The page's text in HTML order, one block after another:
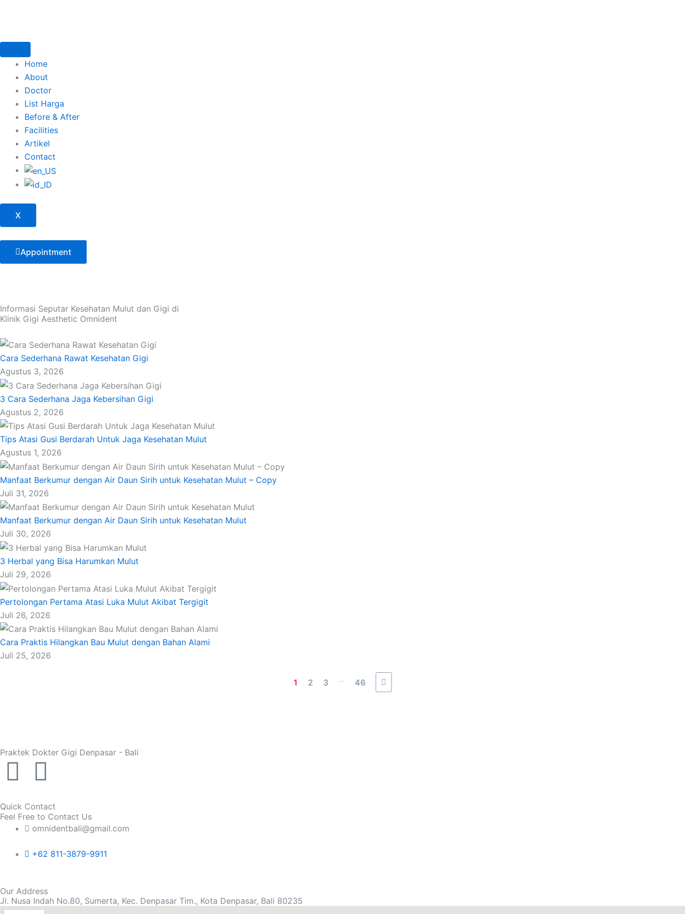
Home
About
Doctor
List Harga
Before & After
Facilities
Artikel
Contact
X
Appointment
Informasi Seputar Kesehatan Mulut dan Gigi di
Klinik Gigi Aesthetic Omnident
Cara Sederhana Rawat Kesehatan Gigi
Agustus 3, 2026
3 Cara Sederhana Jaga Kebersihan Gigi
Agustus 2, 2026
Tips Atasi Gusi Berdarah Untuk Jaga Kesehatan Mulut
Agustus 1, 2026
Manfaat Berkumur dengan Air Daun Sirih untuk Kesehatan Mulut – Copy
Juli 31, 2026
Manfaat Berkumur dengan Air Daun Sirih untuk Kesehatan Mulut
Juli 30, 2026
3 Herbal yang Bisa Harumkan Mulut
Juli 29, 2026
Pertolongan Pertama Atasi Luka Mulut Akibat Tergigit
Juli 26, 2026
Cara Praktis Hilangkan Bau Mulut dengan Bahan Alami
Juli 25, 2026
1 2 3 ... 46
Praktek Dokter Gigi Denpasar - Bali
F
a
c
e
o
I
n
s
t
g
Quick Contact
Feel Free to Contact Us
omnidentbali@gmail.com
+62 811-3879-9911
Our Address
Jl. Nusa Indah No.80, Sumerta, Kec. Denpasar Tim., Kota Denpasar, Bali 80235